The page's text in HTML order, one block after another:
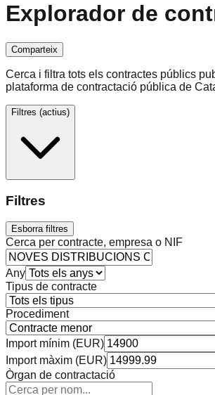
Explorador de
Comparteix
Cerca i filtra tots els contractes públics
plataforma de contractació pública de
Filtres (actius)
Filtres
Esborra filtres
Cerca per contracte, empresa o NIF
Any
Tipus de contracte
Procediment
Import mínim (EUR)
Import màxim (EUR)
Òrgan de contractació